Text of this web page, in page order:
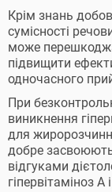
Крім знань
сумісності
може
підвищити
одночасного
При
виникнення
для
добре
відгуками
гіпервітаміноз А